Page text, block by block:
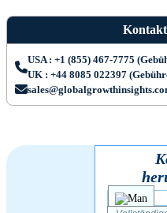
USA : +1 (855) 467-7775
UK : +44 8085 022397